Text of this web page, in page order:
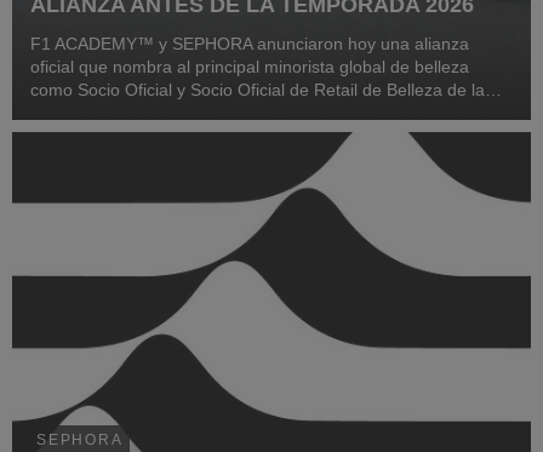
F1 ACADEMY™ y SEPHORA anunciaron hoy una alianza
oficial que nombra al principal minorista global de belleza
como Socio Oficial y Socio Oficial de Retail de Belleza de la
SEPHORA